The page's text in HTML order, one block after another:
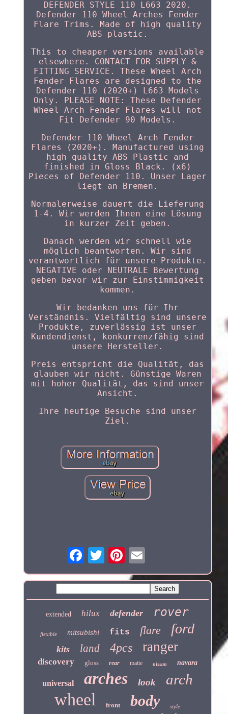
DEFENDER STYLE 110 L663 2020.
Defender 110 Wheel Arches Fender
Flare Trims. Made of high quality
ABS plastic.
This to cheaper versions available
elsewhere. CONTACT FOR SUPPLY &
FITTING SERVICE. These Wheel Arch
Fender Flares are designed to the
Defender 110 (2020+) L663 Models
Only. PLEASE NOTE: These Defender
Wheel Arch Fender Flares will not
Fit Defender 90 Models.
Defender 110 Wheel Arch Fender
Flares (2020+). Manufactured using
high quality ABS Plastic and
finished in Gloss Black. (x6)
Pieces of Defender 110. Unser Lager
liegt an Bremen.
Normalerweise dauert die Lieferung
1-4. Wir werden Ihnen eine Lösung
in kurzer Zeit geben.
Danach werden wir schnell wie
möglich beantworten. Wir sind
verantwortlich für unsere Produkte.
NEGATIVE oder NEUTRALE Bewertung
geben bevor wir zur Einstimmigkeit
kommen.
Wir bedanken uns für Ihr
Verständnis. Vielfältig sind unsere
Produkte, zuverlässig ist unser
Kundendienst, konkurrenzfähig sind
unsere Hersteller.
Preis entspricht die Qualität, das
glauben wir nicht. Günstige Waren
mit hoher Qualität, das sind unser
Ansicht.
Ihre heufige Besuche sind unser
Ziel.
extended hilux defender rover
flexible mitsubishi fits flare ford
kits land 4pcs ranger
discovery gloss rear matte nissan navara
universal arches look arch
wheel front body style